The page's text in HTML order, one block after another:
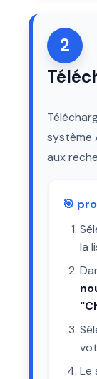
2
système
aux
🎯
la
Le